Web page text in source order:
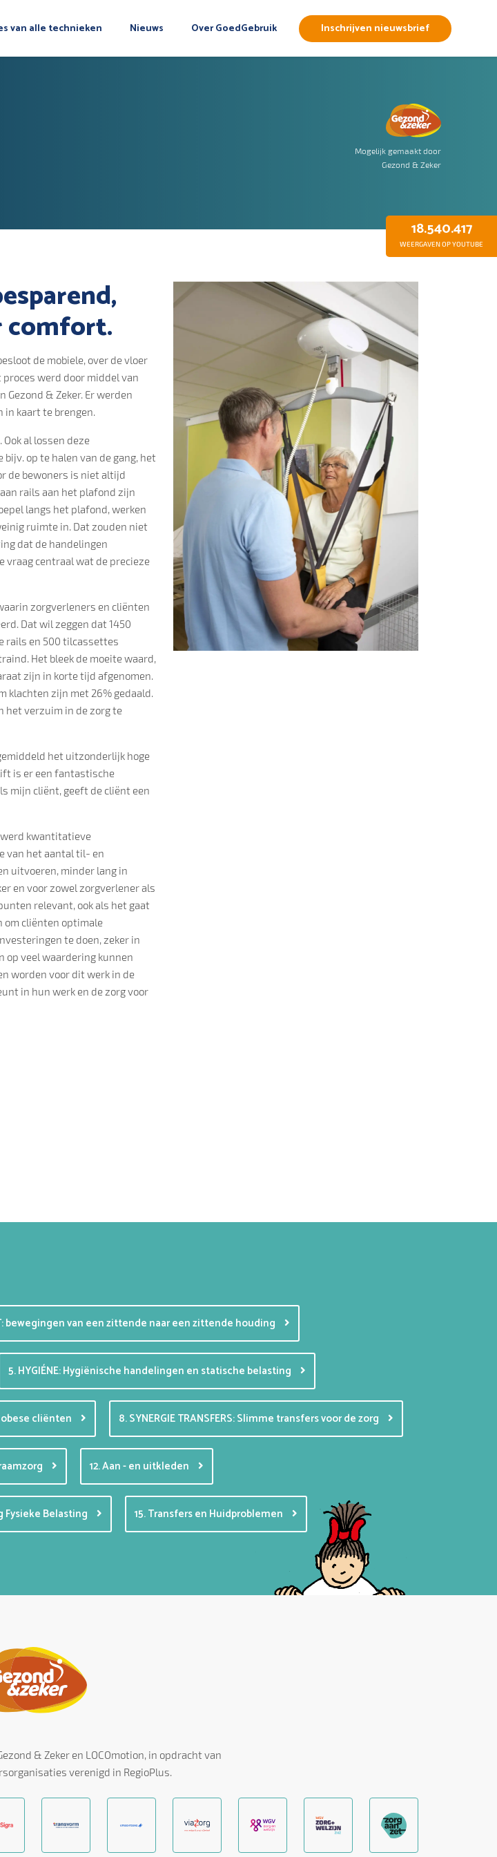
van alle technieken Nieuws Over GoedGebruik Inschrijven nieuwsbrief
Mogelijk gemaakt door
Gezond & Zeker
18.540.417
WEERGAVEN OP YOUTUBE
comfort.
de mobiele, over de vloer
werd door middel van
& Zeker. Er werden
kaart te brengen.
al lossen deze
op te halen van de gang, het
de bewoners is niet altijd
rails aan het plafond zijn
langs het plafond, werken
ruimte in. Dat zouden niet
dat de handelingen
vraag centraal wat de precieze
zorgverleners en cliënten
Dat wil zeggen dat 1450
rails en 500 tilcassettes
Het bleek de moeite waard,
zijn in korte tijd afgenomen.
klachten zijn met 26% gedaald.
het verzuim in de zorg te
het uitzonderlijk hoge
is er een fantastische
mijn cliënt, geeft de cliënt een
werd kwantitatieve
van het aantal til- en
uitvoeren, minder lang in
en voor zowel zorgverlener als
relevant, ook als het gaat
om cliënten optimale
te doen, zeker in
op veel waardering kunnen
worden voor dit werk in de
in hun werk en de zorg voor
bewegingen van een zittende naar een zittende houding
5. HYGIÉNE: Hygiënische handelingen en statische belasting
obese cliënten 8. SYNERGIE TRANSFERS: Slimme transfers voor de zorg
12. Aan - en uitkleden
Fysieke Belasting 15. Transfers en Huidproblemen
& Zeker en LOCOmotion, in opdracht van
verenigd in RegioPlus.